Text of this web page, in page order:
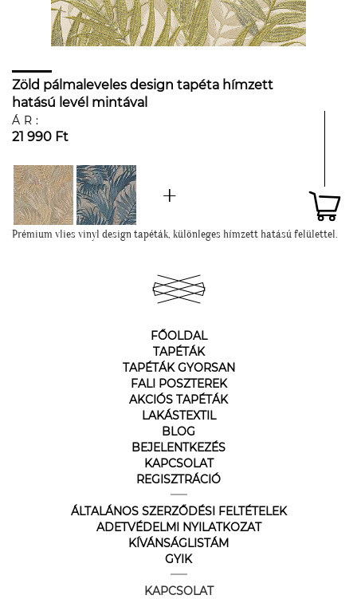
Zöld pálmaleveles design tapéta hímzett
hatású levél mintával
ÁR:
21 990 Ft
Prémium vlies vinyl design tapéták, különleges hímzett hatású felülettel.
FŐOLDAL
TAPÉTÁK
TAPÉTÁK GYORSAN
FALI POSZTEREK
AKCIÓS TAPÉTÁK
LAKÁSTEXTIL
BLOG
BEJELENTKEZÉS
KAPCSOLAT
REGISZTRÁCIÓ
ÁLTALÁNOS SZERZŐDÉSI FELTÉTELEK
ADETVÉDELMI NYILATKOZAT
KÍVÁNSÁGLISTÁM
GYIK
KAPCSOLAT